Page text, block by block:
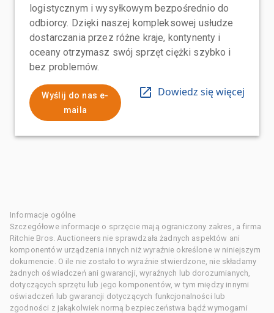
logistycznym i wysyłkowym bezpośrednio do
odbiorcy. Dzięki naszej kompleksowej usłudze
dostarczania przez różne kraje, kontynenty i
oceany otrzymasz swój sprzęt ciężki szybko i
bez problemów.
Wyślij do nas e-
maila
Dowiedz się więcej
Informacje ogólne
Szczegółowe informacje o sprzęcie mają ograniczony zakres, a firma
Ritchie Bros. Auctioneers nie sprawdzała żadnych aspektów ani
komponentów urządzenia innych niż wyraźnie określone w niniejszym
dokumencie. O ile nie zostało to wyraźnie stwierdzone, nie składamy
żadnych oświadczeń ani gwarancji, wyraźnych lub dorozumianych,
dotyczących sprzętu lub jego komponentów, w tym między innymi
oświadczeń lub gwarancji dotyczących funkcjonalności lub
zgodności z jakąkolwiek normą bezpieczeństwa bądź wymogami